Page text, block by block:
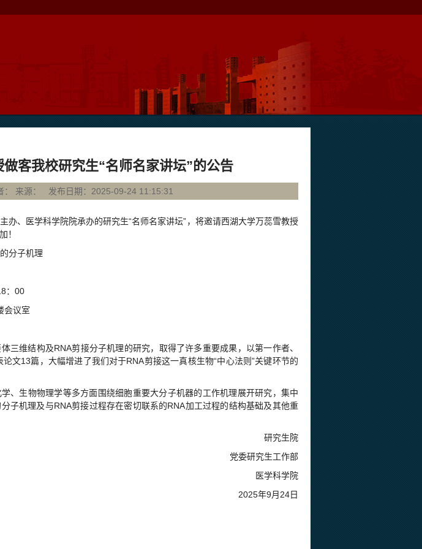
客我校研究生“名师名家讲坛”的公告
： 来源： 发布日期：2025-09-24 11:15:31
办、医学科学院院承办的研究生“名师名家讲坛”，将邀请西湖大学万蕊雪教授
！
分子机理
：00
会议室
三维结构及RNA剪接分子机理的研究，取得了许多重要成果，以第一作者、
文13篇，大幅增进了我们对于RNA剪接这一真核生物“中心法则”关键环节的
、生物物理学等多方面围绕细胞重要大分子机器的工作机理展开研究，集中
子机理及与RNA剪接过程存在密切联系的RNA加工过程的结构基础及其他重
研究生院
党委研究生工作部
医学科学院
2025年9月24日